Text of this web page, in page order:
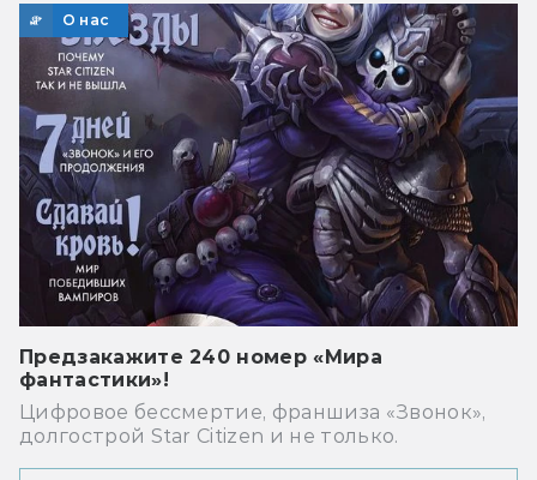
О нас
Предзакажите 240 номер «Мира
фантастики»!
Цифровое бессмертие, франшиза «Звонок»,
долгострой Star Citizen и не только.